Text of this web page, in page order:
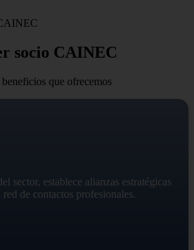
socio CAINEC
que ofrecemos
sector, establece alianzas estratégicas
de contactos profesionales.